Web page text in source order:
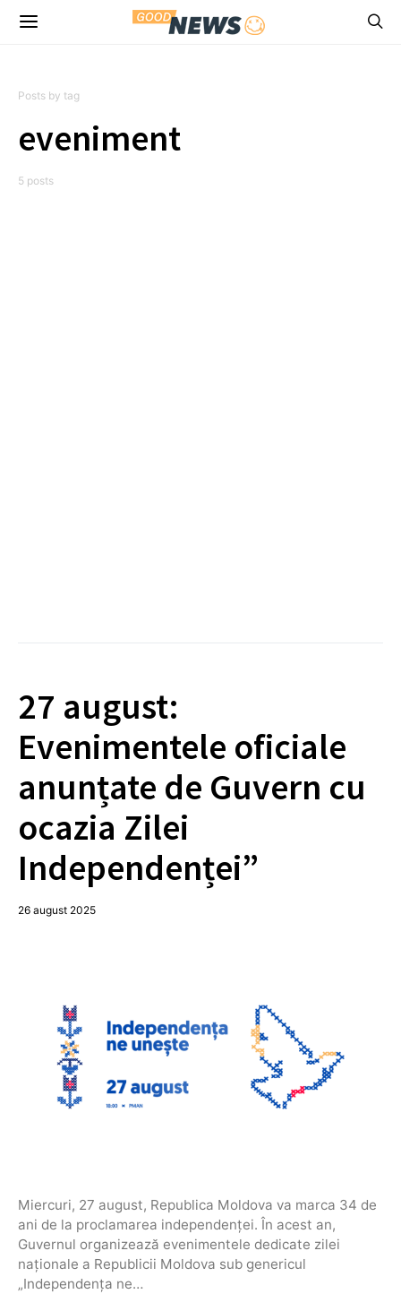
Posts by tag
eveniment
5 posts
27 august:
Evenimentele oficiale
anunțate de Guvern cu
ocazia Zilei
Independenței”
26 august 2025
Miercuri, 27 august, Republica Moldova va marca 34 de
ani de la proclamarea independenței. În acest an,
Guvernul organizează evenimentele dedicate zilei
naționale a Republicii Moldova sub genericul
„Independența ne…